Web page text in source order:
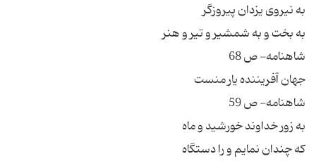
به نیروی یزدان پیروزگر
به بخت و به شمشیر و تیر و هنر
شاهنامه- ص 68
جهان آفریننده یار منست
شاهنامه- ص 59
به زور خداوند خورشید و ماه
که چندان نمایم و را دستگاه